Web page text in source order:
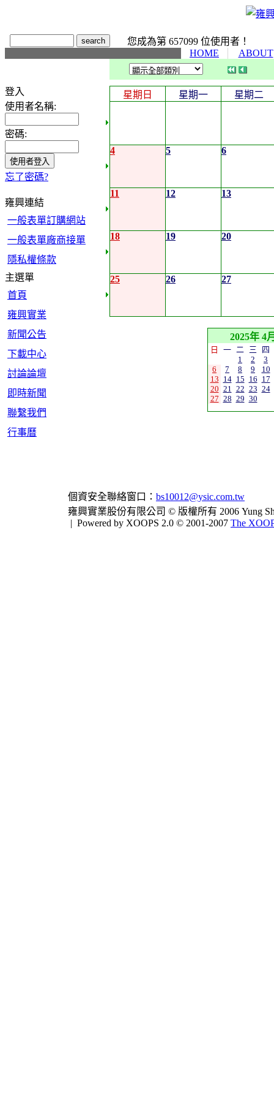
您成為第 657099 位使用者！
HOME
ABOUT
登入
使用者名稱:
密碼:
忘了密碼?
雍興連結
一般表單訂購網站
一般表單廠商接單
隱私權條款
主選單
首頁
雍興實業
新聞公告
下載中心
討論論壇
即時新聞
聯繫我們
行事曆
星期日 星期一 星期二
4 5 6
11 12 13
18 19 20
25 26 27
2025年 4
日 一 二 三
四
1
2
3
6
7 8 9
10
13 14 15 16 17
20 21 22 23 24
27 28 29 30
個資安全聯絡窗口： bs10012@ysic.com.tw
雍興實業股份有限公司 © 版權所有 2006 Yung
| Powered by XOOPS 2.0 © 2001-2007 The